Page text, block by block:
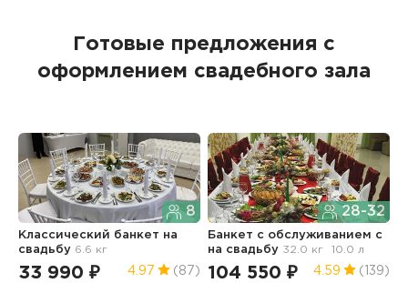
Готовые предложения с
оформлением свадебного зала
8
Классический банкет на
свадьбу 6.6 кг
33 990 ₽ 4.97 (87)
28-32
Банкет с обслуживанием с
на свадьбу 32.0 кг 10.0 л
104 550 ₽ 4.59 (139)